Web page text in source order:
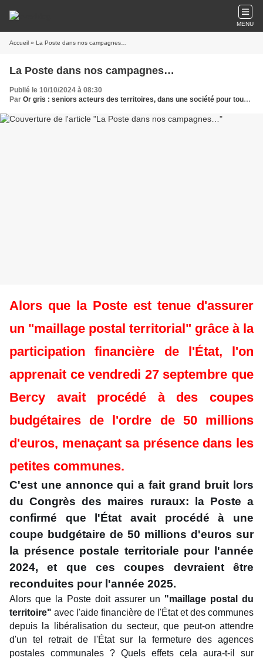
MENU
Accueil » La Poste dans nos campagnes…
La Poste dans nos campagnes…
Publié le 10/10/2024 à 08:30
Par Or gris : seniors acteurs des territoires, dans une société pour tous les âges
Alors que la Poste est tenue d'assurer
un "maillage postal territorial" grâce à la
participation financière de l'État, l'on
apprenait ce vendredi 27 septembre que
Bercy avait procédé à des coupes
budgétaires de l'ordre de 50 millions
d'euros, menaçant sa présence dans les
petites communes.
C'est une annonce qui a fait grand bruit lors
du Congrès des maires ruraux: la Poste a
confirmé que l'État avait procédé à une
coupe budgétaire de 50 millions d'euros sur
la présence postale territoriale pour l'année
2024, et que ces coupes devraient être
reconduites pour l'année 2025.
Alors que la Poste doit assurer un "maillage postal du
territoire" avec l'aide financière de l'État et des communes
depuis la libéralisation du secteur, que peut-on attendre
d'un tel retrait de l'État sur la fermeture des agences
postales communales ? Quels effets cela aura-t-il sur